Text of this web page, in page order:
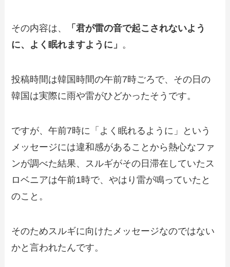
その内容は、
「君が雷の音で起こされないよう
に、よく眠れますように」 。
投稿時間は韓国時間の午前7時ごろで、その日の
韓国は実際に雨や雷がひどかったそうです。
ですが、午前7時に「よく眠れるように」という
メッセージには違和感があることから熱心なファ
ンが調べた結果、スルギがその日滞在していたス
ロベニアは午前1時で、やはり雷が鳴っていたと
のこと。
そのためスルギに向けたメッセージなのではない
かと言われたんです。